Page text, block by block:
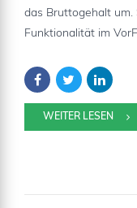
das Bruttogehalt um.
Funktionalität im
WEITER LESEN